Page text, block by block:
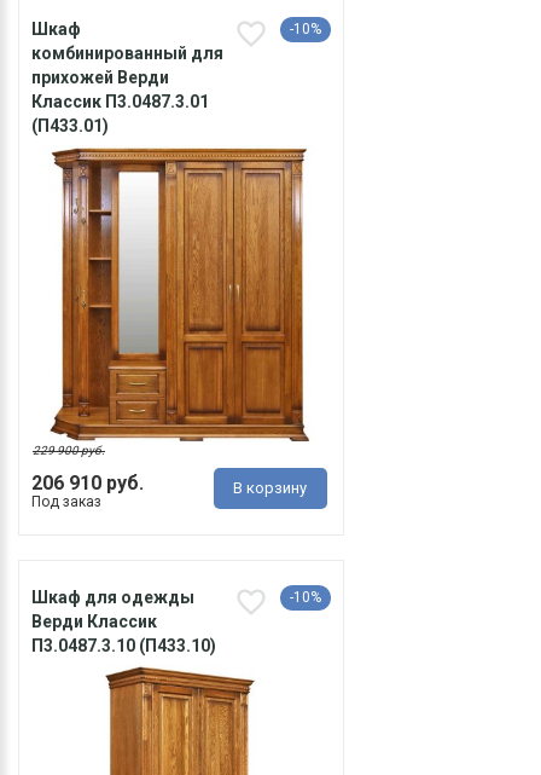
Шкаф
комбинированный для
прихожей Верди
Классик П3.0487.3.01
(П433.01)
-10%
206 910 руб.
229 900 руб.
Под заказ
В корзину
Шкаф для одежды
Верди Классик
П3.0487.3.10 (П433.10)
-10%